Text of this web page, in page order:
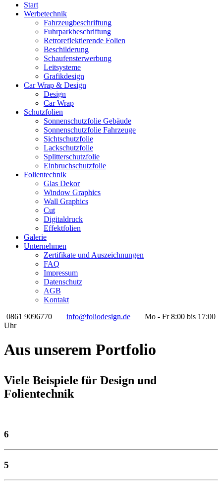
Start
Werbetechnik
Fahrzeugbeschriftung
Fuhrparkbeschriftung
Retroreflektierende Folien
Beschilderung
Schaufensterwerbung
Leitsysteme
Grafikdesign
Car Wrap & Design
Design
Car Wrap
Schutzfolien
Sonnenschutzfolie Gebäude
Sonnenschutzfolie Fahrzeuge
Sichtschutzfolie
Lackschutzfolie
Splitterschutzfolie
Einbruchschutzfolie
Folientechnik
Glas Dekor
Window Graphics
Wall Graphics
Cut
Digitaldruck
Effektfolien
Galerie
Unternehmen
Zertifikate und Auszeichnungen
FAQ
Impressum
Datenschutz
AGB
Kontakt
0861 9096770
info@foliodesign.de
Mo - Fr 8:00 bis 17:00
Uhr
Aus unserem Portfolio
Viele Beispiele für Design und
Folientechnik
6
5